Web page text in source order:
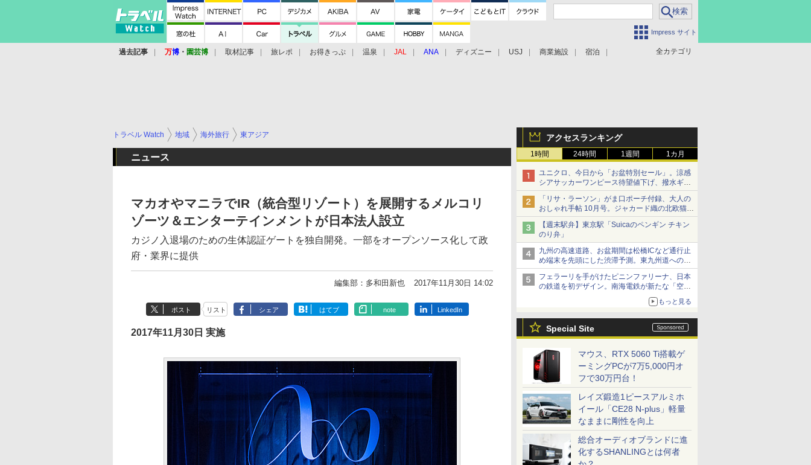
Impress サイト
全カテゴリ
過去記事 万博 ・ 園芸博 取材記事 旅レポ お得きっぷ 温泉 JAL ANA ディズニー USJ 商業施設 宿泊
アクセスランキング
1時間 24時間 1週間 1カ月
ユニクロ、今日から「お盆特別セール」。涼感
シアサッカーワンピース待望値下げ、撥水ギア
ショーツは1990円に
「リサ・ラーソン」がま口ポーチ付録、大人の
おしゃれ手帖 10月号。ジャカード織の北欧猫デ
ザイン
【週末駅弁】東京駅「Suicaのペンギン チキン
のり弁」
九州の高速道路、お盆期間は松橋ICなど通行止
め端末を先頭にした渋滞予測。東九州道への迂
回は料金調整を実施
フェラーリを手がけたピニンファリーナ、日本
の鉄道を初デザイン。南海電鉄が新たな「空港
もっと見る
Special Site
マウス、RTX 5060 Ti搭載ゲ
ーミングPCが7万5,000円オ
フで30万円台！
レイズ鍛造1ピースアルミホ
イール「CE28 N-plus」軽量
なままに剛性を向上
総合オーディオブランドに進
化するSHANLINGとは何者
トラベル Watch 地域 海外旅行 東アジア
ニュース
マカオやマニラでIR（統合型リゾート）を展開するメルコリ
ゾーツ＆エンターテインメントが日本法人設立
カジノ入退場のための生体認証ゲートを独自開発。一部をオープンソース化して政
府・業界に提供
編集部：多和田新也 2017年11月30日 14:02
ポスト リスト シェア はてブ note LinkedIn
2017年11月30日 実施